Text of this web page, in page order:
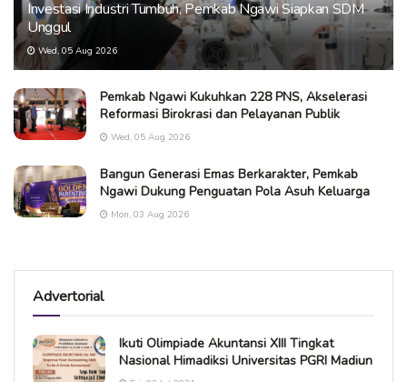
Investasi Industri Tumbuh, Pemkab Ngawi Siapkan SDM
Unggul
Wed, 05 Aug 2026
Pemkab Ngawi Kukuhkan 228 PNS, Akselerasi
Reformasi Birokrasi dan Pelayanan Publik
Wed, 05 Aug 2026
Bangun Generasi Emas Berkarakter, Pemkab
Ngawi Dukung Penguatan Pola Asuh Keluarga
Mon, 03 Aug 2026
Advertorial
Ikuti Olimpiade Akuntansi XIII Tingkat
Nasional Himadiksi Universitas PGRI Madiun